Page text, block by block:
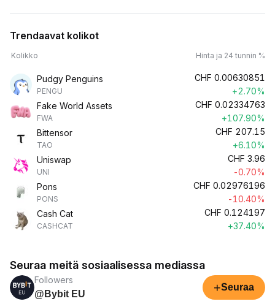
Trendaavat kolikot
Kolikko Hinta ja 24 tunnin %
Pudgy Penguins
PENGU
CHF 0.00630851
+2.70%
Fake World Assets
FWA
CHF 0.02334763
+107.90%
Bittensor
TAO
CHF 207.15
+6.10%
Uniswap
UNI
CHF 3.96
-0.70%
Pons
PONS
CHF 0.02976196
-10.40%
Cash Cat
CASHCAT
CHF 0.124197
+37.40%
Seuraa meitä sosiaalisessa mediassa
Followers
@Bybit EU
+Seuraa